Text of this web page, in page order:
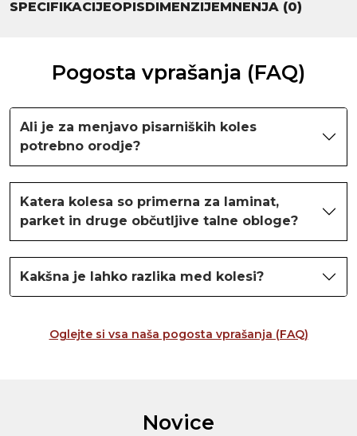
:SPECIFIKACIJEOPISDIMENZIJEMNENJA (0)
Pogosta vprašanja (FAQ)
Ali je za menjavo pisarniških koles
potrebno orodje?
Katera kolesa so primerna za laminat,
parket in druge občutljive talne obloge?
Kakšna je lahko razlika med kolesi?
Oglejte si vsa naša pogosta vprašanja (FAQ)
Novice